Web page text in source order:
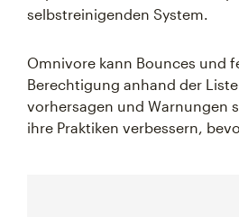
selbstreinigenden System.
Omnivore kann Bounces und
Berechtigung anhand der
vorhersagen und Warnungen
ihre Praktiken verbessern,